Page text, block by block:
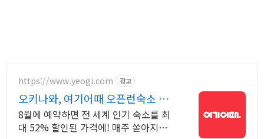
https://www.yeogi.com 광고
오키나와, 여기어때 오픈런숙소 최
대 81% 할인
8월에 예약하면 전 세계 인기 숙소를 최
대 52% 할인된 가격에! 매주 쏟아지는